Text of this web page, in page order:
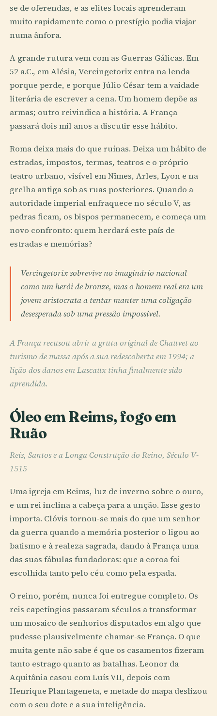
se de oferendas, e as elites locais aprenderam
muito rapidamente como o prestígio podia viajar
numa ânfora.
A grande rutura vem com as Guerras Gálicas. Em
52 a.C., em Alésia, Vercingetorix entra na lenda
porque perde, e porque Júlio César tem a vaidade
literária de escrever a cena. Um homem depõe as
armas; outro reivindica a história. A França
passará dois mil anos a discutir esse hábito.
Roma deixa mais do que ruínas. Deixa um hábito de
estradas, impostos, termas, teatros e o próprio
teatro urbano, visível em Nîmes, Arles, Lyon e na
grelha antiga sob as ruas posteriores. Quando a
autoridade imperial enfraquece no século V, as
pedras ficam, os bispos permanecem, e começa um
novo confronto: quem herdará este país de
estradas e memórias?
Vercingetorix sobrevive no imaginário nacional
como um herói de bronze, mas o homem real era um
jovem aristocrata a tentar manter uma coligação
desesperada sob uma pressão impossível.
A França recusou abrir a gruta original de Chauvet ao
turismo de massa após a sua redescoberta em 1994; a
lição dos danos em Lascaux tinha finalmente sido
aprendida.
Óleo em Reims, fogo em
Ruão
Reis, Santos e a Longa Construção do Reino, Século V-
1515
Uma igreja em Reims, luz de inverno sobre o ouro,
e um rei inclina a cabeça para a unção. Esse gesto
importa. Clóvis tornou-se mais do que um senhor
da guerra quando a memória posterior o ligou ao
batismo e à realeza sagrada, dando à França uma
das suas fábulas fundadoras: que a coroa foi
escolhida tanto pelo céu como pela espada.
O reino, porém, nunca foi entregue completo. Os
reis capetíngios passaram séculos a transformar
um mosaico de senhorios disputados em algo que
pudesse plausivelmente chamar-se França. O que
muita gente não sabe é que os casamentos fizeram
tanto estrago quanto as batalhas. Leonor da
Aquitânia casou com Luís VII, depois com
Henrique Plantageneta, e metade do mapa deslizou
com o seu dote e a sua inteligência.